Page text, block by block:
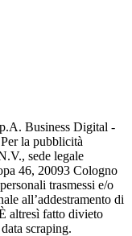
Business Digital -
la pubblicità
sede legale
46, 20093 Cologno
trasmessi e/o
all’addestramento di
altresì fatto divieto
scraping.